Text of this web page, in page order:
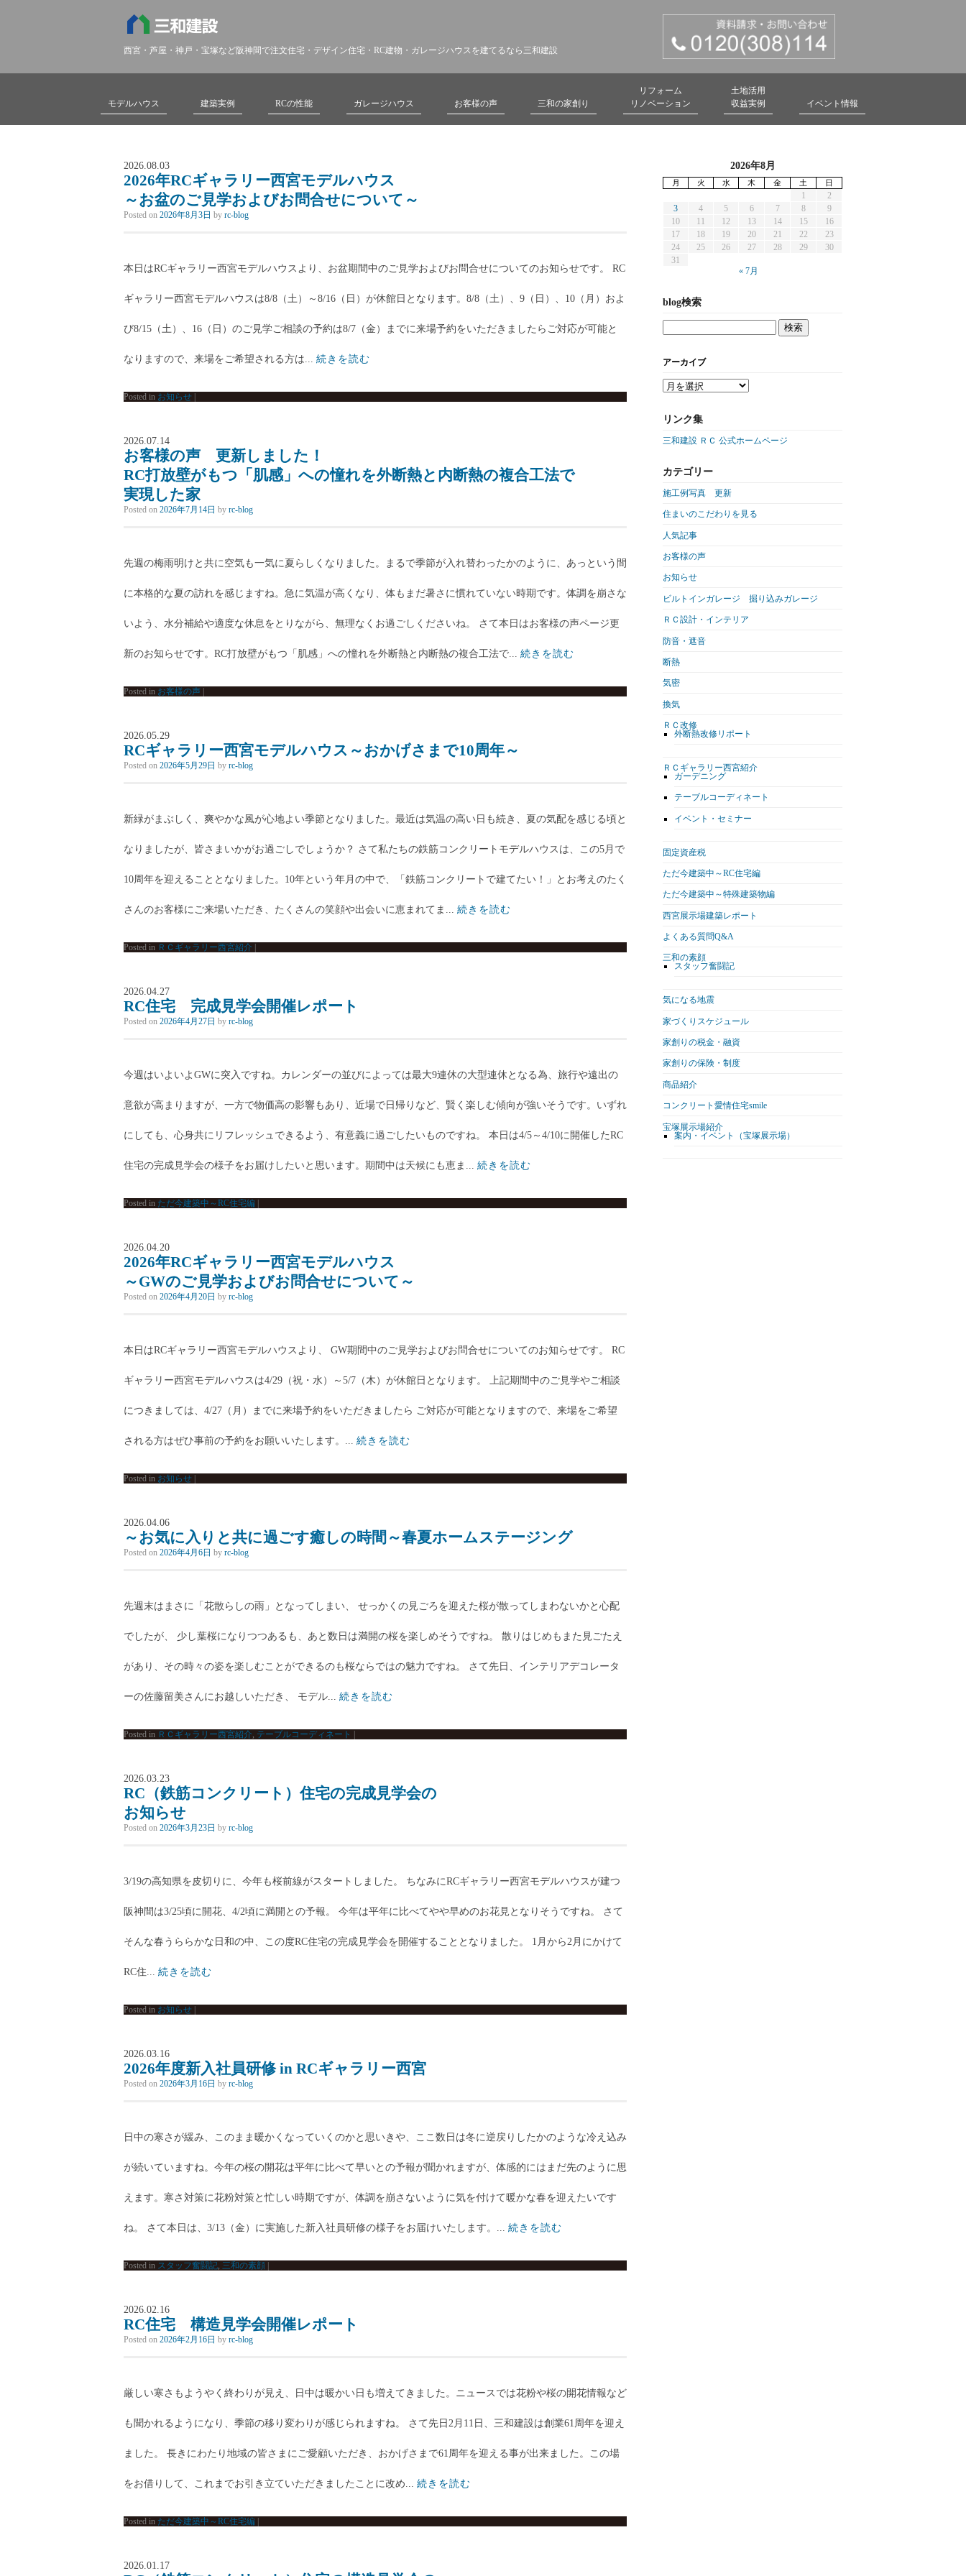
西宮・芦屋・神戸・宝塚など阪神間で注文住宅・デザイン住宅・RC建物・ガレージハウスを建てるなら三和建設
モデルハウス 建築実例 RCの性能 ガレージハウス お客様の声 三和の家創り
リフォーム
リノベーション
土地活用
収益実例
イベント情報
2026.08.03
2026年RCギャラリー西宮モデルハウス
～お盆のご見学およびお問合せについて～
Posted on 2026年8月3日 by rc-blog
本日はRCギャラリー西宮モデルハウスより、お盆期間中のご見学およびお問合せについてのお知らせです。 RC
ギャラリー西宮モデルハウスは8/8（土）～8/16（日）が休館日となります。8/8（土）、9（日）、10（月）およ
び8/15（土）、16（日）のご見学ご相談の予約は8/7（金）までに来場予約をいただきましたらご対応が可能と
なりますので、来場をご希望される方は... 続きを読む
Posted in お知らせ |
2026.07.14
お客様の声 更新しました！
RC打放壁がもつ「肌感」への憧れを外断熱と内断熱の複合工法で
実現した家
Posted on 2026年7月14日 by rc-blog
先週の梅雨明けと共に空気も一気に夏らしくなりました。まるで季節が入れ替わったかのように、あっという間
に本格的な夏の訪れを感じますね。急に気温が高くなり、体もまだ暑さに慣れていない時期です。体調を崩さな
いよう、水分補給や適度な休息をとりながら、無理なくお過ごしくださいね。 さて本日はお客様の声ページ更
新のお知らせです。RC打放壁がもつ「肌感」への憧れを外断熱と内断熱の複合工法で... 続きを読む
Posted in お客様の声 |
2026.05.29
RCギャラリー西宮モデルハウス～おかげさまで10周年～
Posted on 2026年5月29日 by rc-blog
新緑がまぶしく、爽やかな風が心地よい季節となりました。最近は気温の高い日も続き、夏の気配を感じる頃と
なりましたが、皆さまいかがお過ごしでしょうか？ さて私たちの鉄筋コンクリートモデルハウスは、この5月で
10周年を迎えることとなりました。10年という年月の中で、「鉄筋コンクリートで建てたい！」とお考えのたく
さんのお客様にご来場いただき、たくさんの笑顔や出会いに恵まれてま... 続きを読む
Posted in ＲＣギャラリー西宮紹介 |
2026.04.27
RC住宅 完成見学会開催レポート
Posted on 2026年4月27日 by rc-blog
今週はいよいよGWに突入ですね。カレンダーの並びによっては最大9連休の大型連休となる為、旅行や遠出の
意欲が高まりますが、一方で物価高の影響もあり、近場で日帰りなど、賢く楽しむ傾向が強いそうです。いずれ
にしても、心身共にリフレッシュできるよう、有意義に過ごしたいものですね。 本日は4/5～4/10に開催したRC
住宅の完成見学会の様子をお届けしたいと思います。期間中は天候にも恵ま... 続きを読む
Posted in ただ今建築中～RC住宅編 |
2026.04.20
2026年RCギャラリー西宮モデルハウス
～GWのご見学およびお問合せについて～
Posted on 2026年4月20日 by rc-blog
本日はRCギャラリー西宮モデルハウスより、 GW期間中のご見学およびお問合せについてのお知らせです。 RC
ギャラリー西宮モデルハウスは4/29（祝・水）～5/7（木）が休館日となります。 上記期間中のご見学やご相談
につきましては、4/27（月）までに来場予約をいただきましたら ご対応が可能となりますので、来場をご希望
される方はぜひ事前の予約をお願いいたします。... 続きを読む
Posted in お知らせ |
2026.04.06
～お気に入りと共に過ごす癒しの時間～春夏ホームステージング
Posted on 2026年4月6日 by rc-blog
先週末はまさに「花散らしの雨」となってしまい、 せっかくの見ごろを迎えた桜が散ってしまわないかと心配
でしたが、 少し葉桜になりつつあるも、あと数日は満開の桜を楽しめそうですね。 散りはじめもまた見ごたえ
があり、その時々の姿を楽しむことができるのも桜ならではの魅力ですね。 さて先日、インテリアデコレータ
ーの佐藤留美さんにお越しいただき、 モデル... 続きを読む
Posted in ＲＣギャラリー西宮紹介, テーブルコーディネート |
2026.03.23
RC（鉄筋コンクリート）住宅の完成見学会の
お知らせ
Posted on 2026年3月23日 by rc-blog
3/19の高知県を皮切りに、今年も桜前線がスタートしました。 ちなみにRCギャラリー西宮モデルハウスが建つ
阪神間は3/25頃に開花、4/2頃に満開との予報。 今年は平年に比べてやや早めのお花見となりそうですね。 さて
そんな春うららかな日和の中、この度RC住宅の完成見学会を開催することとなりました。 1月から2月にかけて
RC住... 続きを読む
Posted in お知らせ |
2026.03.16
2026年度新入社員研修 in RCギャラリー西宮
Posted on 2026年3月16日 by rc-blog
日中の寒さが緩み、このまま暖かくなっていくのかと思いきや、ここ数日は冬に逆戻りしたかのような冷え込み
が続いていますね。今年の桜の開花は平年に比べて早いとの予報が聞かれますが、体感的にはまだ先のように思
えます。寒さ対策に花粉対策と忙しい時期ですが、体調を崩さないように気を付けて暖かな春を迎えたいです
ね。 さて本日は、3/13（金）に実施した新入社員研修の様子をお届けいたします。... 続きを読む
Posted in スタッフ奮闘記, 三和の素顔 |
2026.02.16
RC住宅 構造見学会開催レポート
Posted on 2026年2月16日 by rc-blog
厳しい寒さもようやく終わりが見え、日中は暖かい日も増えてきました。ニュースでは花粉や桜の開花情報など
も聞かれるようになり、季節の移り変わりが感じられますね。 さて先日2月11日、三和建設は創業61周年を迎え
ました。 長きにわたり地域の皆さまにご愛顧いただき、おかげさまで61周年を迎える事が出来ました。この場
をお借りして、これまでお引き立ていただきましたことに改め... 続きを読む
Posted in ただ今建築中～RC住宅編 |
2026.01.17
2026年8月
月 火 水 木 金 土 日
1
2
3
4 5 6 7 8
9
10
11 12 13 14 15
16
17
18 19 20 21 22
23
24
25 26 27 28 29
30
31
« 7月
blog検索
アーカイブ
リンク集
三和建設 ＲＣ 公式ホームページ
カテゴリー
施工例写真 更新
住まいのこだわりを見る
人気記事
お客様の声
お知らせ
ビルトインガレージ 掘り込みガレージ
ＲＣ設計・インテリア
防音・遮音
断熱
気密
換気
ＲＣ改修
外断熱改修リポート
ＲＣギャラリー西宮紹介
ガーデニング
テーブルコーディネート
イベント・セミナー
固定資産税
ただ今建築中～RC住宅編
ただ今建築中～特殊建築物編
西宮展示場建築レポート
よくある質問Q&A
三和の素顔
スタッフ奮闘記
気になる地震
家づくりスケジュール
家創りの税金・融資
家創りの保険・制度
商品紹介
コンクリート愛情住宅smile
宝塚展示場紹介
案内・イベント（宝塚展示場）